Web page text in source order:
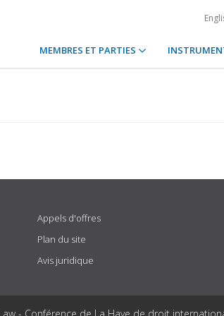
MEMBRES ET PARTIES
Appels d'offres
Plan du site
Avis juridique